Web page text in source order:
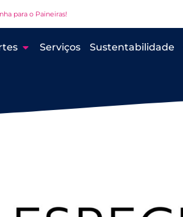
para o Paineiras!
Serviços Sustentabilidade